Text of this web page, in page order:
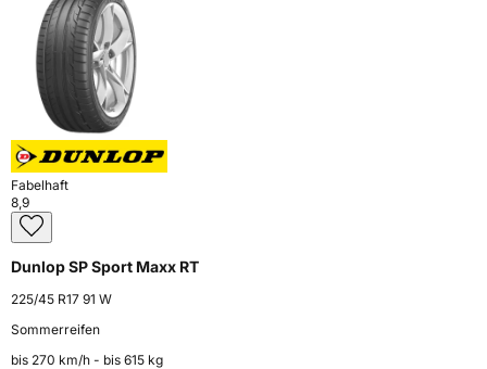
Fabelhaft
8,9
Dunlop SP Sport Maxx RT
225/45 R17 91 W
Sommerreifen
bis 270 km⁠/⁠h - bis 615 kg